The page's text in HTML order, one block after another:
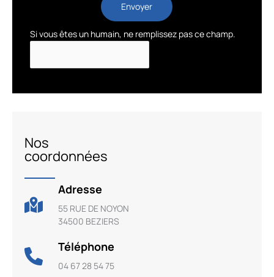
Envoyer
Si vous êtes un humain, ne remplissez pas ce champ.
Nos
coordonnées
Adresse
55 RUE DE NOYON
34500 BEZIERS
Téléphone
04 67 28 54 75